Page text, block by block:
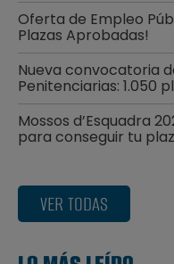
Oferta de Empleo
Plazas Aprobadas!
Nueva convocatoria
Penitenciarias: 1.050
Mossos d’Esquadra
para conseguir tu
VER TODAS